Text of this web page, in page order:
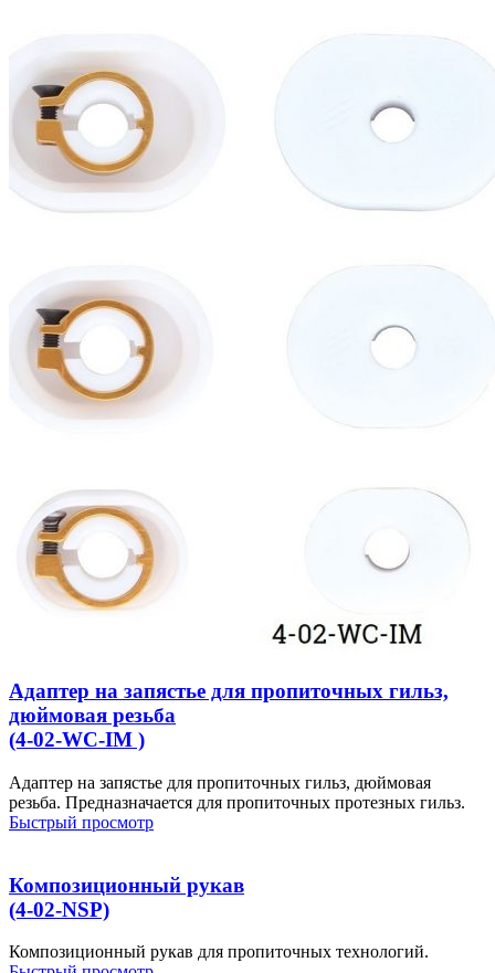
Адаптер на запястье для пропиточных гильз,
дюймовая резьба
(4-02-WC-IM )
Адаптер на запястье для пропиточных гильз, дюймовая
резьба. Предназначается для пропиточных протезных гильз.
Быстрый просмотр
Композиционный рукав
(4-02-NSP)
Композиционный рукав для пропиточных технологий.